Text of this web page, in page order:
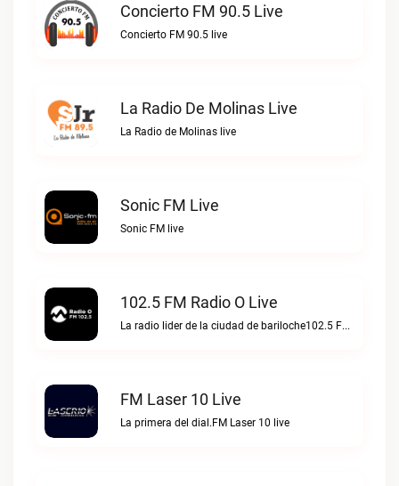
Concierto FM 90.5 Live
Concierto FM 90.5 live
La Radio De Molinas Live
La Radio de Molinas live
Sonic FM Live
Sonic FM live
102.5 FM Radio O Live
La radio lider de la ciudad de bariloche102.5 FM Radio O live
FM Laser 10 Live
La primera del dial.FM Laser 10 live